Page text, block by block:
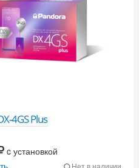
4GS Plus
c установкой
Нет в наличии